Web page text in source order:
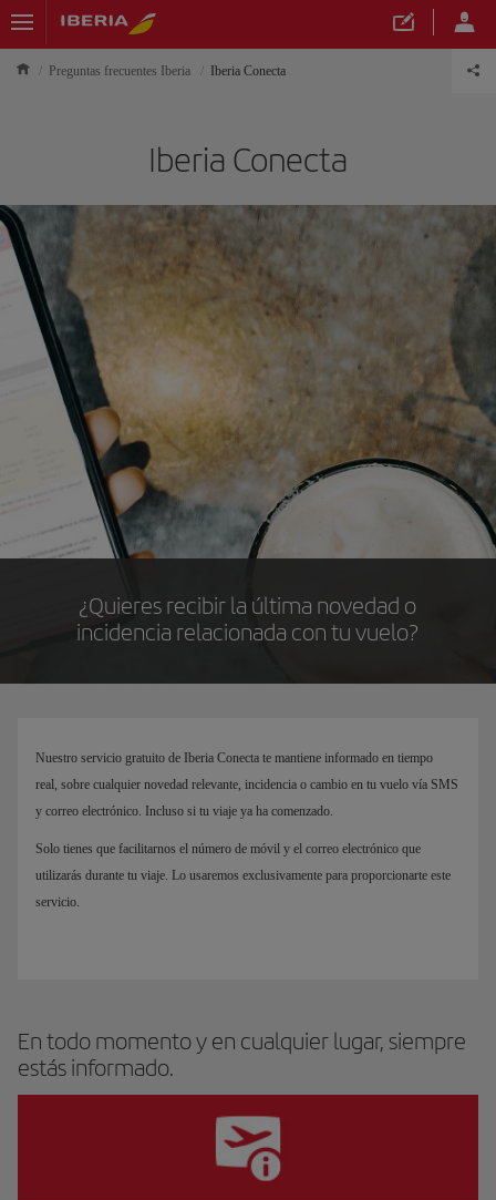
Preguntas frecuentes Iberia Iberia Conecta
Iberia Conecta
¿Quieres recibir la última novedad o
incidencia relacionada con tu vuelo?
Nuestro servicio gratuito de Iberia Conecta te mantiene informado en tiempo
real, sobre cualquier novedad relevante, incidencia o cambio en tu vuelo vía SMS
y correo electrónico. Incluso si tu viaje ya ha comenzado.
Solo tienes que facilitarnos el número de móvil y el correo electrónico que
utilizarás durante tu viaje. Lo usaremos exclusivamente para proporcionarte este
servicio.
En todo momento y en cualquier lugar, siempre
estás informado.